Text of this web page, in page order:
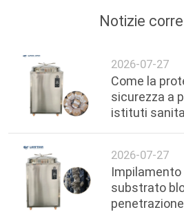
Notizie
2026-07-27
Come la
sicurezza a
istituti
elevate in
2026-07-27
Impilamento
substrato